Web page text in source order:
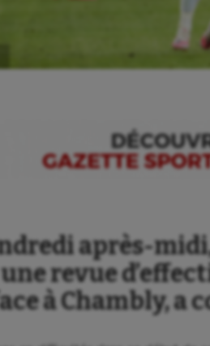
après-
revue
à Chambly, a